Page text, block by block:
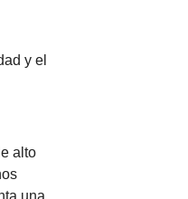
y el
alto
una